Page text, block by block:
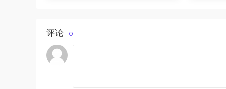
评论 0